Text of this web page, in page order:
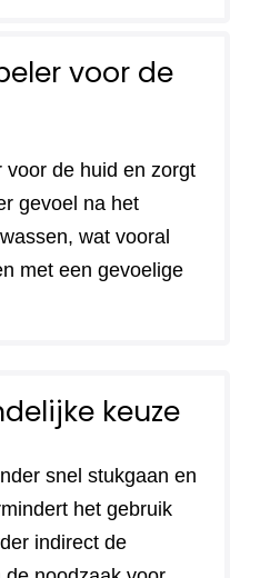
voor de
de huid en zorgt
gevoel na het
wat vooral
met een gevoelige
keuze
snel stukgaan en
het gebruik
indirect de